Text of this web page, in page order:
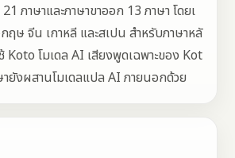
ภาษาและภาษาขาออก 13 ภาษา โดยเ
ษ จีน เกาหลี และสเปน สำหรับภาษาหลั
Koto โมเดล AI เสียงพูดเฉพาะของ Kot
ยังผสานโมเดลแปล AI ภายนอกด้วย